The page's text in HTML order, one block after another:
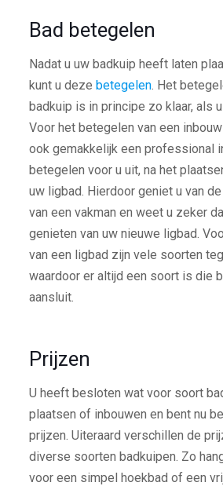
Bad betegelen
Nadat u uw badkuip heeft laten
kunt u deze betegelen. Het
badkuip is in principe zo klaar, als
Voor het betegelen van een
ook gemakkelijk een professional
betegelen voor u uit, na het
uw ligbad. Hierdoor geniet u van
van een vakman en weet u zeker
genieten van uw nieuwe ligbad.
van een ligbad zijn vele soorten
waardoor er altijd een soort is die
aansluit.
Prijzen
U heeft besloten wat voor soort
plaatsen of inbouwen en bent nu
prijzen. Uiteraard verschillen de
diverse soorten badkuipen. Zo
voor een simpel hoekbad of een